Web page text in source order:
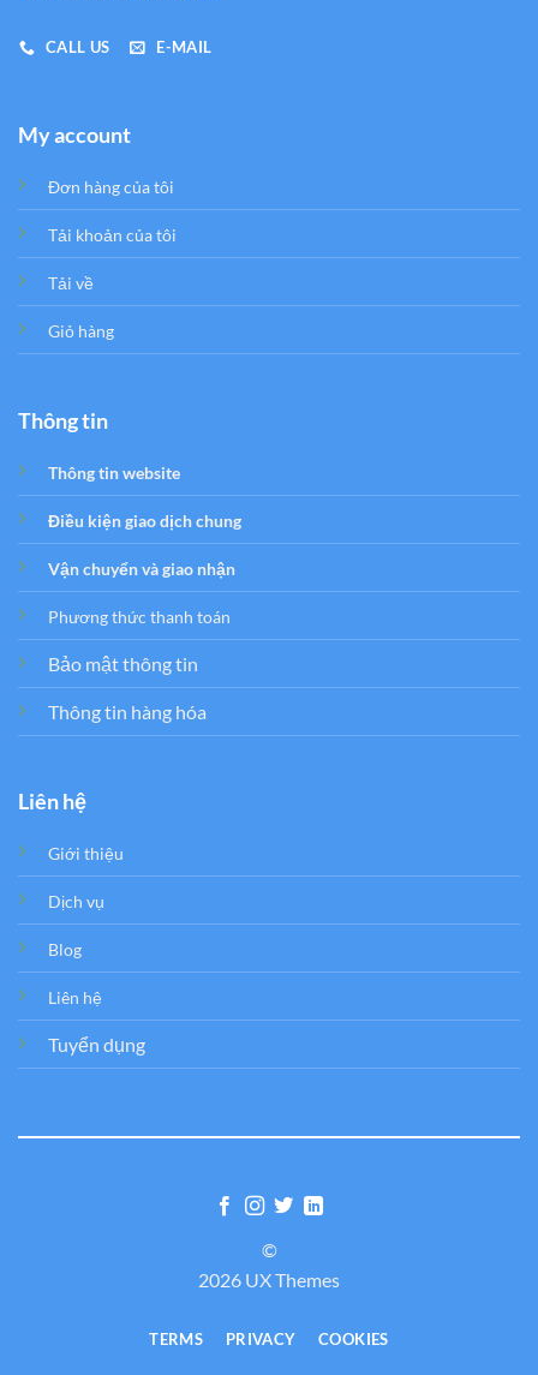
CALL US E-MAIL
My account
Đơn hàng của tôi
Tải khoản của tôi
Tải về
Giỏ hàng
Thông tin
Thông tin website
Điều kiện giao dịch chung
Vận chuyển và giao nhận
Phương thức thanh toán
Bảo mật thông tin
Thông tin hàng hóa
Liên hệ
Giới thiệu
Dịch vụ
Blog
Liên hệ
Tuyển dụng
©
2026 UX Themes
TERMS PRIVACY COOKIES